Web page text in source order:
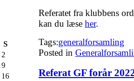
S
2
9
16
Referatet fra klubbens
kan du læse her.
Tags:generalforsamling
Posted in
Referat GF forår